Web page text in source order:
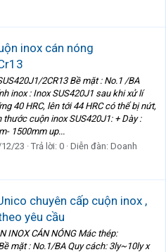
inox cán nóng
2CR13 Bề mặt : No.1 /BA
inox : Inox SUS420J1 sau khi xử lí
40 HRC, lên tới 44 HRC có thể bị nứt,
cuộn inox SUS420J1: + Dày :
1500mm up...
23 Trả lời: 0 Diễn đàn: Doanh
chuyên cấp cuộn inox ,
yêu cầu
INOX CÁN NÓNG Mác thép:
mặt : No.1/BA Quy cách: 3ly~10ly x